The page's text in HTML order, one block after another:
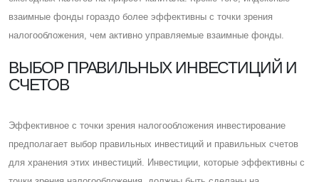
взаимные фонды гораздо более эффективны с точки зрения
налогообложения, чем активно управляемые взаимные фонды.
ВЫБОР ПРАВИЛЬНЫХ ИНВЕСТИЦИЙ И
СЧЕТОВ
Эффективное с точки зрения налогообложения инвестирование
предполагает выбор правильных инвестиций и правильных счетов
для хранения этих инвестиций. Инвестиции, которые эффективны с